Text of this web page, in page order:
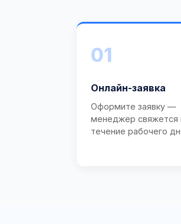
01
Онлайн-заявка
Оформите заявку —
менеджер свяжется
течение рабочего